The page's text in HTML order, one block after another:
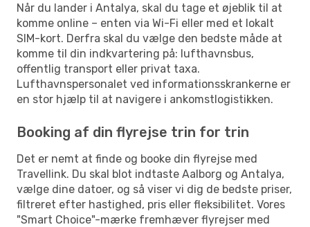
Når du lander i Antalya, skal du tage et øjeblik til at
komme online – enten via Wi-Fi eller med et lokalt
SIM-kort. Derfra skal du vælge den bedste måde at
komme til din indkvartering på: lufthavnsbus,
offentlig transport eller privat taxa.
Lufthavnspersonalet ved informationsskrankerne er
en stor hjælp til at navigere i ankomstlogistikken.
Booking af din flyrejse trin for trin
Det er nemt at finde og booke din flyrejse med
Travellink. Du skal blot indtaste Aalborg og Antalya,
vælge dine datoer, og så viser vi dig de bedste priser,
filtreret efter hastighed, pris eller fleksibilitet. Vores
"Smart Choice"-mærke fremhæver flyrejser med